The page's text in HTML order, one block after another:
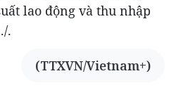
lao động và thu nhập
.
(TTXVN/Vietnam+)